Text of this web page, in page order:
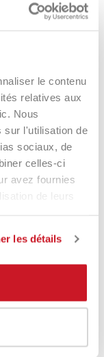
le contenu
relatives aux
Nous
sur l'utilisation de
sociaux, de
celles-ci
avez fournies
de leurs
les détails
Thunder Futura
€
95,00 €